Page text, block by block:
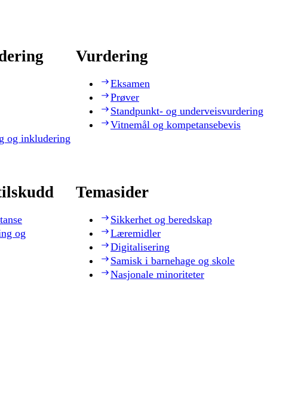
og inkludering
Vurdering
Eksamen
Prøver
Standpunkt- og underveisvurdering
Vitnemål og kompetansebevis
og
Temasider
Sikkerhet og beredskap
Læremidler
Digitalisering
Samisk i barnehage og skole
Nasjonale minoriteter